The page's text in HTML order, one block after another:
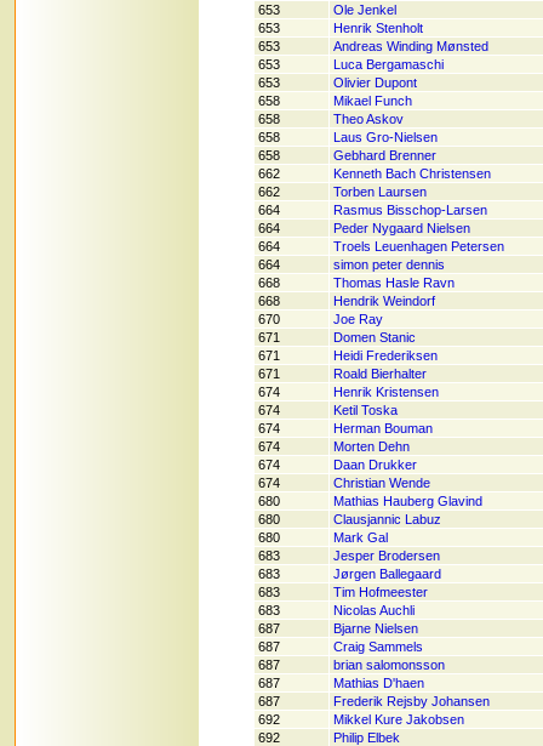
653
Ole Jenkel
653
Henrik Stenholt
653
Andreas Winding Mønsted
653
Luca Bergamaschi
653
Olivier Dupont
658
Mikael Funch
658
Theo Askov
658
Laus Gro-Nielsen
658
Gebhard Brenner
662
Kenneth Bach Christensen
662
Torben Laursen
664
Rasmus Bisschop-Larsen
664
Peder Nygaard Nielsen
664
Troels Leuenhagen Petersen
664
simon peter dennis
668
Thomas Hasle Ravn
668
Hendrik Weindorf
670
Joe Ray
671
Domen Stanic
671
Heidi Frederiksen
671
Roald Bierhalter
674
Henrik Kristensen
674
Ketil Toska
674
Herman Bouman
674
Morten Dehn
674
Daan Drukker
674
Christian Wende
680
Mathias Hauberg Glavind
680
Clausjannic Labuz
680
Mark Gal
683
Jesper Brodersen
683
Jørgen Ballegaard
683
Tim Hofmeester
683
Nicolas Auchli
687
Bjarne Nielsen
687
Craig Sammels
687
brian salomonsson
687
Mathias D'haen
687
Frederik Rejsby Johansen
692
Mikkel Kure Jakobsen
692
Philip Elbek